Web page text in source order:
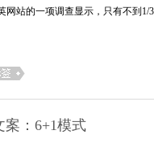
网站的一项调查显示，只有不到1/
：6+1模式